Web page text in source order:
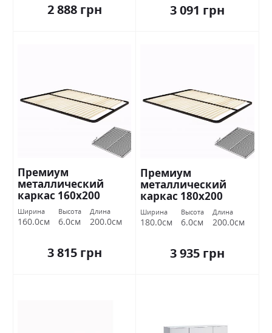
2 888 грн 3 091 грн
Премиум
металлический
каркас 160х200
Миромарк
Ширина
160.0см
Высота
6.0см
Длина
200.0см
3 815 грн
Премиум
металлический
каркас 180х200
Миромарк
Ширина
180.0см
Высота
6.0см
Длина
200.0см
3 935 грн